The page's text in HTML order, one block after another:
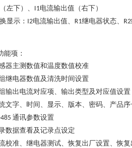
左下）、 I1电流输出值（右下）
显示： I2电流输出值、 R1继电器状态、 R2
能项：
器主测数值和温度数值校准
继电器数值及清洗时间设置
输出电流对应项、输出类型及对应值设置
文字、时间、显示、版本、密码、产品
通讯参数设置
数据查看及记录点设定
校准、继电器测试、恢复出厂设置、恢